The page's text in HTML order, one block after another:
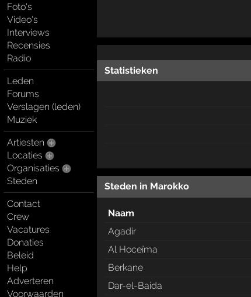
Foto's
Video's
Interviews
Recensies
Radio
Leden
Forums
Verslagen (leden)
Muziek
Artiesten
Locaties
Organisaties
Steden
Contact
Crew
Vacatures
Donaties
Beleid
Help
Adverteren
Voorwaarden
Statistieken
Steden in Marokko
Naam
Agadir
Al Hoceïma
Berkane
Dar-el-Baida